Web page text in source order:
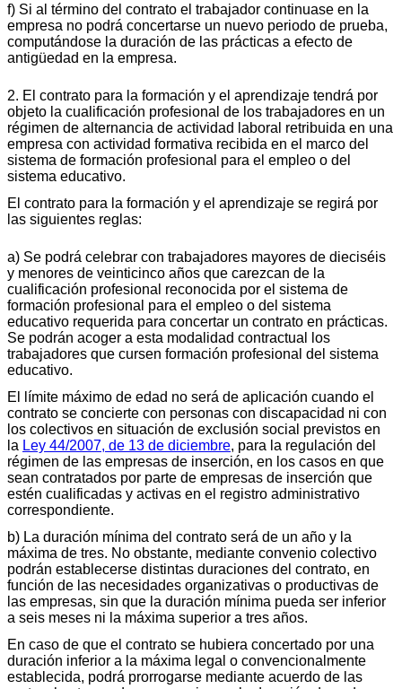
f) Si al término del contrato el trabajador continuase en la
empresa no podrá concertarse un nuevo periodo de prueba,
computándose la duración de las prácticas a efecto de
antigüedad en la empresa.
2. El contrato para la formación y el aprendizaje tendrá por
objeto la cualificación profesional de los trabajadores en un
régimen de alternancia de actividad laboral retribuida en una
empresa con actividad formativa recibida en el marco del
sistema de formación profesional para el empleo o del
sistema educativo.
El contrato para la formación y el aprendizaje se regirá por
las siguientes reglas:
a) Se podrá celebrar con trabajadores mayores de dieciséis
y menores de veinticinco años que carezcan de la
cualificación profesional reconocida por el sistema de
formación profesional para el empleo o del sistema
educativo requerida para concertar un contrato en prácticas.
Se podrán acoger a esta modalidad contractual los
trabajadores que cursen formación profesional del sistema
educativo.
El límite máximo de edad no será de aplicación cuando el
contrato se concierte con personas con discapacidad ni con
los colectivos en situación de exclusión social previstos en
la Ley 44/2007, de 13 de diciembre, para la regulación del
régimen de las empresas de inserción, en los casos en que
sean contratados por parte de empresas de inserción que
estén cualificadas y activas en el registro administrativo
correspondiente.
b) La duración mínima del contrato será de un año y la
máxima de tres. No obstante, mediante convenio colectivo
podrán establecerse distintas duraciones del contrato, en
función de las necesidades organizativas o productivas de
las empresas, sin que la duración mínima pueda ser inferior
a seis meses ni la máxima superior a tres años.
En caso de que el contrato se hubiera concertado por una
duración inferior a la máxima legal o convencionalmente
establecida, podrá prorrogarse mediante acuerdo de las